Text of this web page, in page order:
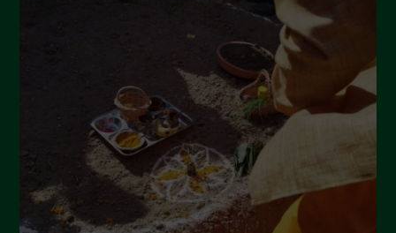
Aprile 2022
Febbraio 2022
Gennaio 2022